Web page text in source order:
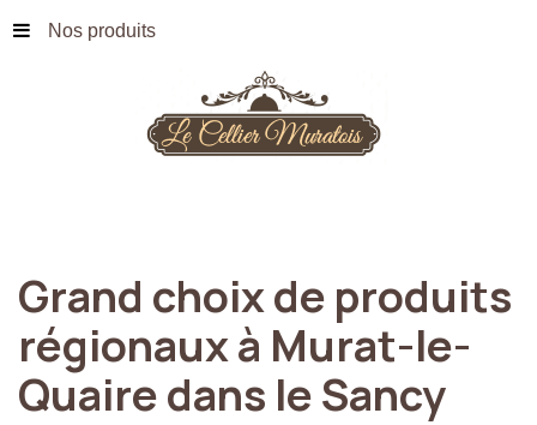
Nos produits
Grand choixde produits
régionauxà Murat-le-
Quairedans leSancy